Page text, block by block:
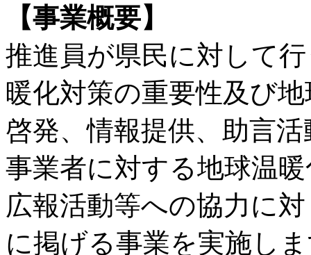
【事業概要】
推進員が県民に対して
暖化対策の重要性及び
啓発、情報提供、助言
事業者に対する地球温
広報活動等への協力に
に掲げる事業を実施し